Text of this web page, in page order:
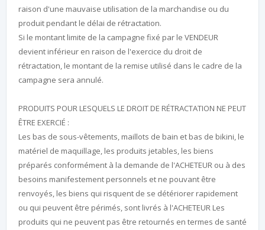
raison d'une mauvaise utilisation de la marchandise ou du
produit pendant le délai de rétractation.
Si le montant limite de la campagne fixé par le VENDEUR
devient inférieur en raison de l'exercice du droit de
rétractation, le montant de la remise utilisé dans le cadre de la
campagne sera annulé.
PRODUITS POUR LESQUELS LE DROIT DE RÉTRACTATION NE PEUT
ÊTRE EXERCIÉ :
Les bas de sous-vêtements, maillots de bain et bas de bikini, le
matériel de maquillage, les produits jetables, les biens
préparés conformément à la demande de l'ACHETEUR ou à des
besoins manifestement personnels et ne pouvant être
renvoyés, les biens qui risquent de se détériorer rapidement
ou qui peuvent être périmés, sont livrés à l'ACHETEUR Les
produits qui ne peuvent pas être retournés en termes de santé